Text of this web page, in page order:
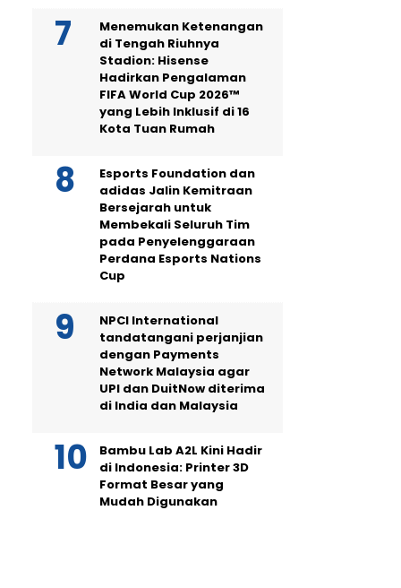
Menemukan Ketenangan
di Tengah Riuhnya
Stadion: Hisense
Hadirkan Pengalaman
FIFA World Cup 2026™
yang Lebih Inklusif di 16
Kota Tuan Rumah
Esports Foundation dan
adidas Jalin Kemitraan
Bersejarah untuk
Membekali Seluruh Tim
pada Penyelenggaraan
Perdana Esports Nations
Cup
NPCI International
tandatangani perjanjian
dengan Payments
Network Malaysia agar
UPI dan DuitNow diterima
di India dan Malaysia
Bambu Lab A2L Kini Hadir
di Indonesia: Printer 3D
Format Besar yang
Mudah Digunakan